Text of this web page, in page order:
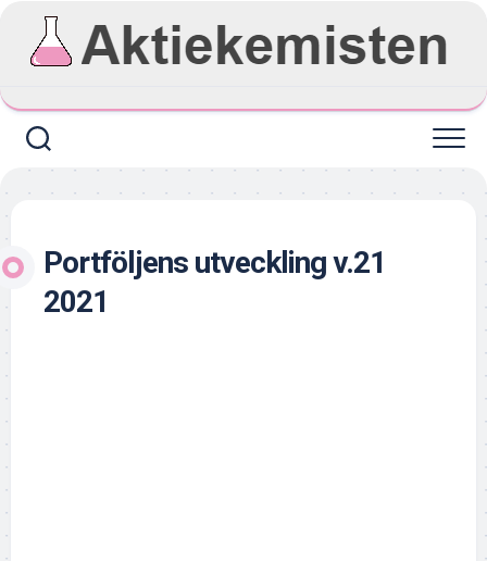
content
Portföljens utveckling v.21
2021